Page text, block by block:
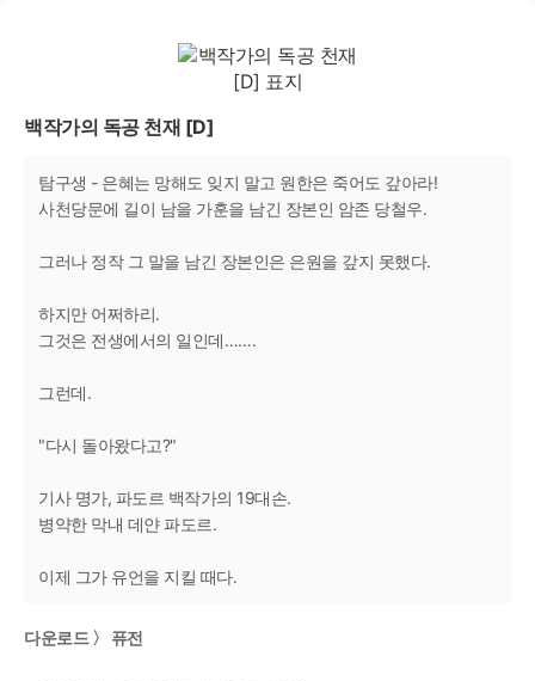
백작가의 독공 천재 [D]
탐구생 - 은혜는 망해도 잊지 말고 원한은 죽어도 갚아라!
사천당문에 길이 남을 가훈을 남긴 장본인 암존 당철우.
그러나 정작 그 말을 남긴 장본인은 은원을 갚지 못했다.
하지만 어쩌하리.
그것은 전생에서의 일인데…….
그런데.
"다시 돌아왔다고?"
기사 명가, 파도르 백작가의 19대손.
병약한 막내 데얀 파도르.
이제 그가 유언을 지킬 때다.
다운로드 〉 퓨전